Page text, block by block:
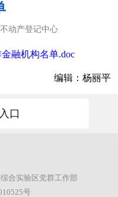
动产登记中心
融机构名单.doc
编辑：杨丽平
口
合实验区党群工作部
号